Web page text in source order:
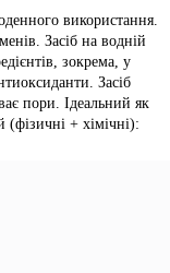
використання.
Засіб на водній
зокрема, у
Засіб
пори. Ідеальний як
+ хімічні):